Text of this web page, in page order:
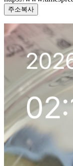
주소복사